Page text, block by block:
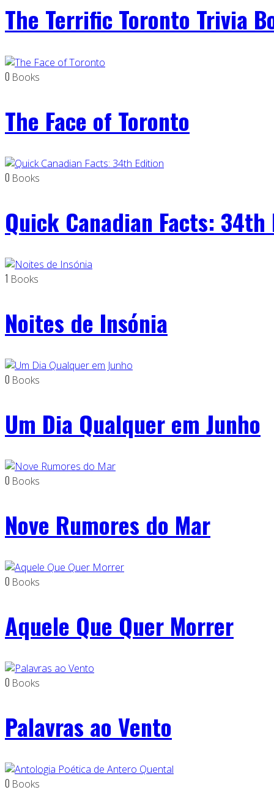
The Terrific Toronto Trivia
0 Books
The Face of Toronto
0 Books
Quick Canadian Facts:
1 Books
Noites de Insónia
0 Books
Um Dia Qualquer em Junho
0 Books
Nove Rumores do Mar
0 Books
Aquele Que Quer Morrer
0 Books
Palavras ao Vento
0 Books